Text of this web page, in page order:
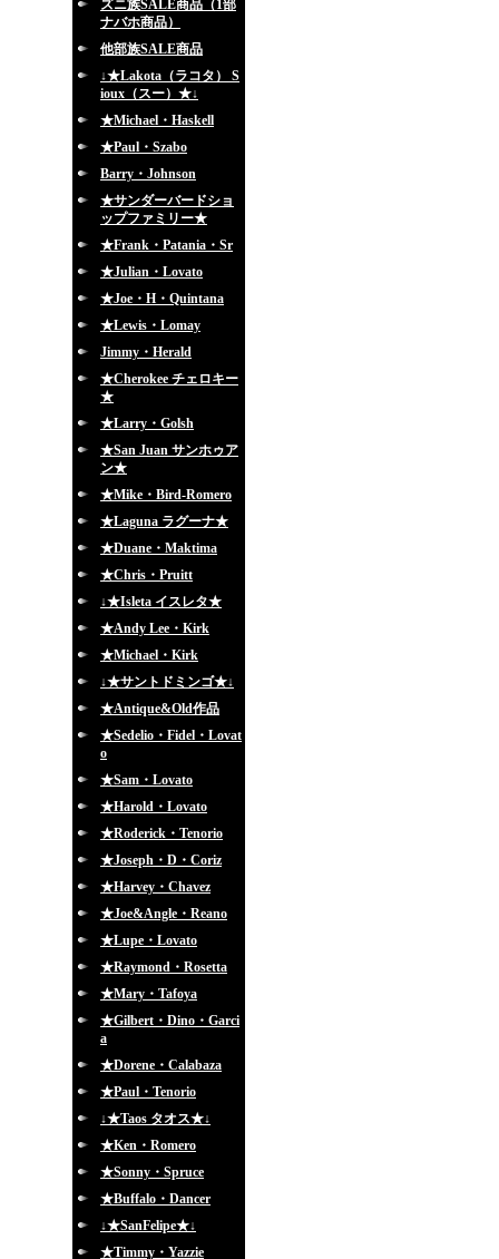
ズニ族SALE商品（1部
ナバホ商品）
他部族SALE商品
↓★Lakota（ラコタ） S
ioux（スー）★↓
★Michael・Haskell
★Paul・Szabo
Barry・Johnson
★サンダーバードショ
ップファミリー★
★Frank・Patania・Sr
★Julian・Lovato
★Joe・H・Quintana
★Lewis・Lomay
Jimmy・Herald
★Cherokee チェロキー
★
★Larry・Golsh
★San Juan サンホゥア
ン★
★Mike・Bird-Romero
★Laguna ラグーナ★
★Duane・Maktima
★Chris・Pruitt
↓★Isleta イスレタ★
★Andy Lee・Kirk
★Michael・Kirk
↓★サントドミンゴ★↓
★Antique&Old作品
★Sedelio・Fidel・Lovat
o
★Sam・Lovato
★Harold・Lovato
★Roderick・Tenorio
★Joseph・D・Coriz
★Harvey・Chavez
★Joe&Angle・Reano
★Lupe・Lovato
★Raymond・Rosetta
★Mary・Tafoya
★Gilbert・Dino・Garci
a
★Dorene・Calabaza
★Paul・Tenorio
↓★Taos タオス★↓
★Ken・Romero
★Sonny・Spruce
★Buffalo・Dancer
↓★SanFelipe★↓
★Timmy・Yazzie